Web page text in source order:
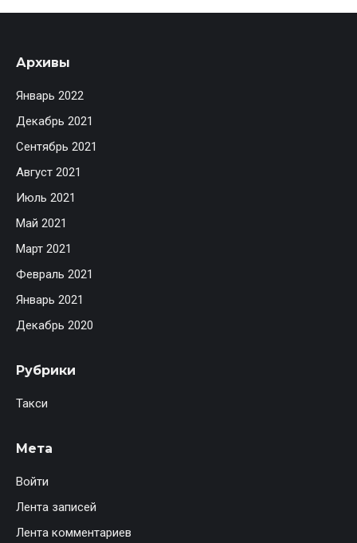
Архивы
Январь 2022
Декабрь 2021
Сентябрь 2021
Август 2021
Июль 2021
Май 2021
Март 2021
Февраль 2021
Январь 2021
Декабрь 2020
Рубрики
Такси
Мета
Войти
Лента записей
Лента комментариев